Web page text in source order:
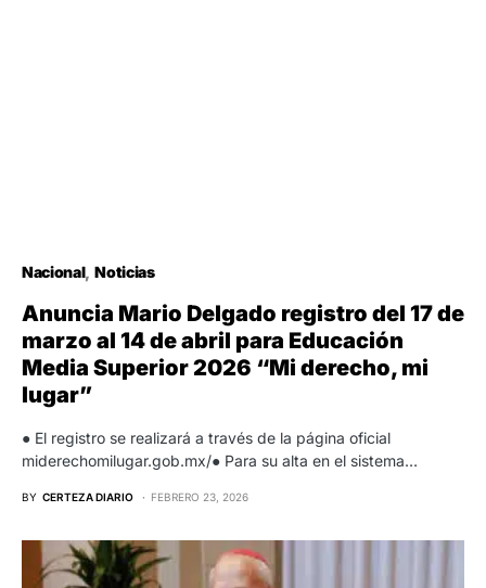
Nacional Noticias
Anuncia Mario Delgado registro del 17 de
marzo al 14 de abril para Educación
Media Superior 2026 “Mi derecho, mi
lugar”
● El registro se realizará a través de la página oficial
miderechomilugar.gob.mx/● Para su alta en el sistema…
BY CERTEZA DIARIO FEBRERO 23, 2026